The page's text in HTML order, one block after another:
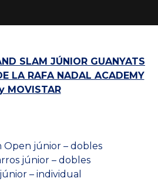
SLAM JÚNIOR GUANYATS
LA RAFA NADAL ACADEMY
MOVISTAR
Open júnior – dobles
júnior – dobles
– individual